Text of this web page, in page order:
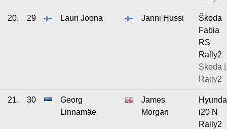
20. 29 Lauri Joona Janni Hussi
Škoda
Fabia
RS
Rally2
Skoda |
Rally2
21. 30
Georg
Linnamäe
James
Morgan
i20 N
Rally2